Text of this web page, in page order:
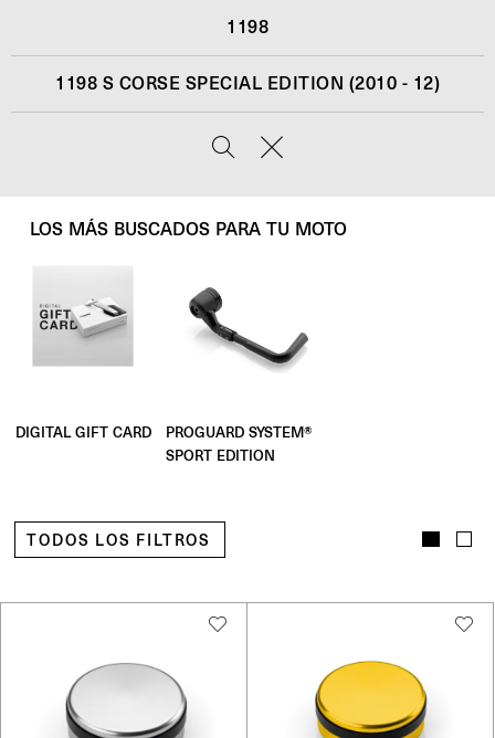
1198
1198 S CORSE SPECIAL EDITION (2010 - 12)
LOS MÁS BUSCADOS PARA TU MOTO
DIGITAL GIFT CARD
PROGUARD SYSTEM®
SPORT EDITION
TODOS LOS FILTROS